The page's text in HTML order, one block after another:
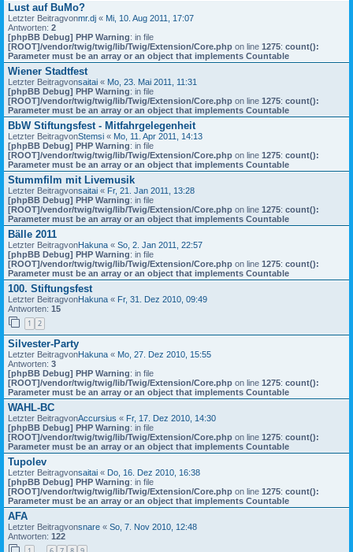
Lust auf BuMo?
Letzter Beitragvonmr.dj « Mi, 10. Aug 2011, 17:07
Antworten: 2
[phpBB Debug] PHP Warning: in file
[ROOT]/vendor/twig/twig/lib/Twig/Extension/Core.php on line 1275: count():
Parameter must be an array or an object that implements Countable
Wiener Stadtfest
Letzter Beitragvonsaitai « Mo, 23. Mai 2011, 11:31
[phpBB Debug] PHP Warning: in file
[ROOT]/vendor/twig/twig/lib/Twig/Extension/Core.php on line 1275: count():
Parameter must be an array or an object that implements Countable
BbW Stiftungsfest - Mitfahrgelegenheit
Letzter BeitragvonStemsi « Mo, 11. Apr 2011, 14:13
[phpBB Debug] PHP Warning: in file
[ROOT]/vendor/twig/twig/lib/Twig/Extension/Core.php on line 1275: count():
Parameter must be an array or an object that implements Countable
Stummfilm mit Livemusik
Letzter Beitragvonsaitai « Fr, 21. Jan 2011, 13:28
[phpBB Debug] PHP Warning: in file
[ROOT]/vendor/twig/twig/lib/Twig/Extension/Core.php on line 1275: count():
Parameter must be an array or an object that implements Countable
Bälle 2011
Letzter BeitragvonHakuna « So, 2. Jan 2011, 22:57
[phpBB Debug] PHP Warning: in file
[ROOT]/vendor/twig/twig/lib/Twig/Extension/Core.php on line 1275: count():
Parameter must be an array or an object that implements Countable
100. Stiftungsfest
Letzter BeitragvonHakuna « Fr, 31. Dez 2010, 09:49
Antworten: 15
1 2
Silvester-Party
Letzter BeitragvonHakuna « Mo, 27. Dez 2010, 15:55
Antworten: 3
[phpBB Debug] PHP Warning: in file
[ROOT]/vendor/twig/twig/lib/Twig/Extension/Core.php on line 1275: count():
Parameter must be an array or an object that implements Countable
WAHL-BC
Letzter BeitragvonAccursius « Fr, 17. Dez 2010, 14:30
[phpBB Debug] PHP Warning: in file
[ROOT]/vendor/twig/twig/lib/Twig/Extension/Core.php on line 1275: count():
Parameter must be an array or an object that implements Countable
Tupolev
Letzter Beitragvonsaitai « Do, 16. Dez 2010, 16:38
[phpBB Debug] PHP Warning: in file
[ROOT]/vendor/twig/twig/lib/Twig/Extension/Core.php on line 1275: count():
Parameter must be an array or an object that implements Countable
AFA
Letzter Beitragvonsnare « So, 7. Nov 2010, 12:48
Antworten: 122